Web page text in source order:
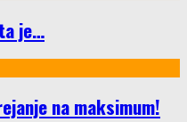
je…
na maksimum!